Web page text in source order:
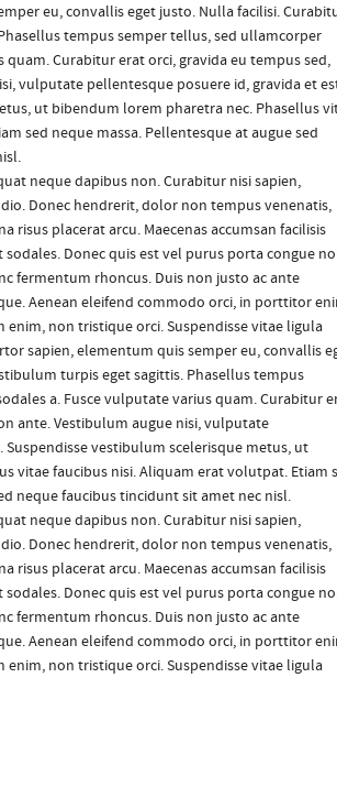
eu, convallis eget justo. Nulla facilisi.
tempus semper tellus, sed ullamcorper
Curabitur erat orci, gravida eu tempus sed,
vulputate pellentesque posuere id, gravida et
ut bibendum lorem pharetra nec. Phasellus
sed neque massa. Pellentesque at augue sed
neque dapibus non. Curabitur nisi sapien,
Donec hendrerit, dolor non tempus venenatis,
risus placerat arcu. Maecenas accumsan facilisis
Donec quis est vel purus porta congue
fermentum rhoncus. Duis non justo ac ante
Aenean eleifend commodo orci, in porttitor
enim, non tristique orci. Suspendisse vitae ligula
sapien, elementum quis semper eu, convallis
turpis eget sagittis. Phasellus tempus
a. Fusce vulputate varius quam. Curabitur
ante. Vestibulum augue nisi, vulputate
vestibulum scelerisque metus, ut
vitae faucibus nisi. Aliquam erat volutpat. Etiam
neque faucibus tincidunt sit amet nec nisl.
neque dapibus non. Curabitur nisi sapien,
Donec hendrerit, dolor non tempus venenatis,
risus placerat arcu. Maecenas accumsan facilisis
Donec quis est vel purus porta congue
fermentum rhoncus. Duis non justo ac ante
Aenean eleifend commodo orci, in porttitor
enim, non tristique orci. Suspendisse vitae ligula